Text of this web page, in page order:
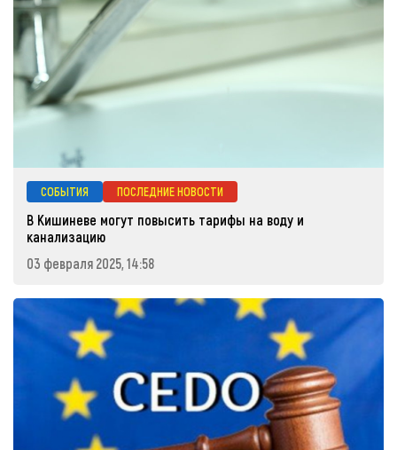
СОБЫТИЯ ПОСЛЕДНИЕ НОВОСТИ
В Кишиневе могут повысить тарифы на воду и
канализацию
03 февраля 2025, 14:58